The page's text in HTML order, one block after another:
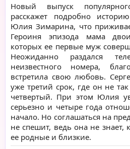
Новый выпуск
расскажет подробно
Юлия Зимарина, что
Героиня эпизода мама
которых ее первые муж
Неожиданно раздался
неизвестного номера,
встретила свою любовь.
уже третий срок, где он не
четвертый. При этом Юлия
серьезно и четыре года
начало. Но соглашаться на
не спешит, ведь она не знает,
ее родные и близкие.